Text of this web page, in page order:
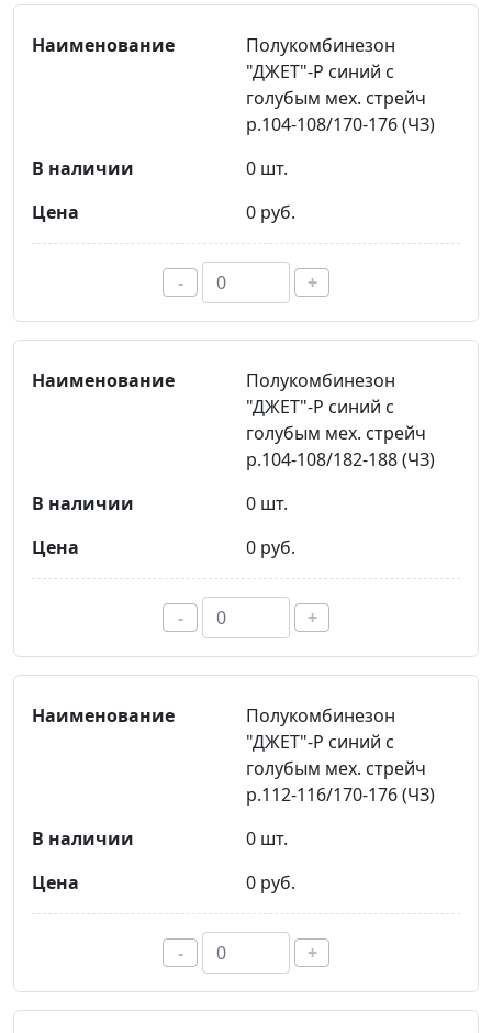
Полукомбинезон
"ДЖЕТ"-Р синий с
голубым мех. стрейч
р.104-108/170-176 (ЧЗ)
0 шт.
0 руб.
- +
Полукомбинезон
"ДЖЕТ"-Р синий с
голубым мех. стрейч
р.104-108/182-188 (ЧЗ)
0 шт.
0 руб.
- +
Полукомбинезон
"ДЖЕТ"-Р синий с
голубым мех. стрейч
р.112-116/170-176 (ЧЗ)
0 шт.
0 руб.
- +